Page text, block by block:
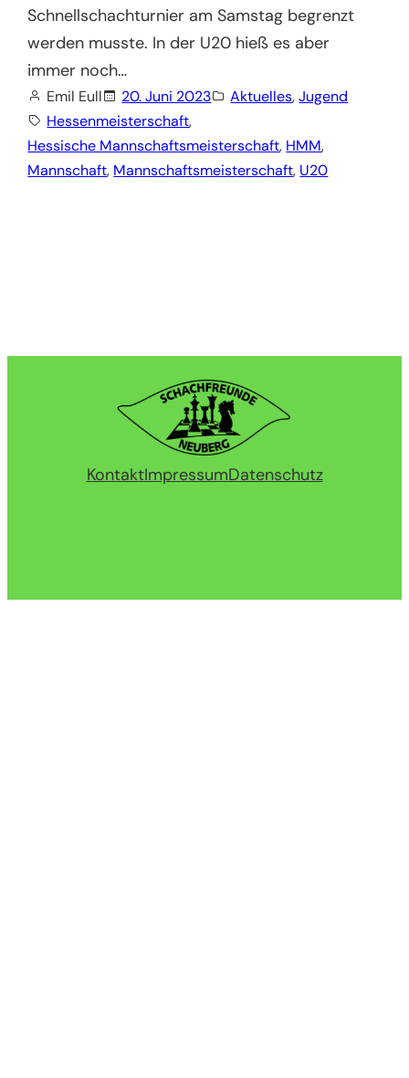
Schnellschachturnier am Samstag begrenzt
werden musste. In der U20 hieß es aber
immer noch…
Emil Eull 20. Juni 2023 Aktuelles, Jugend
Hessenmeisterschaft,
Hessische Mannschaftsmeisterschaft, HMM,
Mannschaft, Mannschaftsmeisterschaft, U20
KontaktImpressumDatenschutz